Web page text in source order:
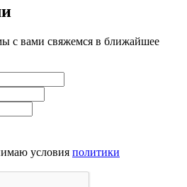
с вами свяжемся в ближайшее
условия политики